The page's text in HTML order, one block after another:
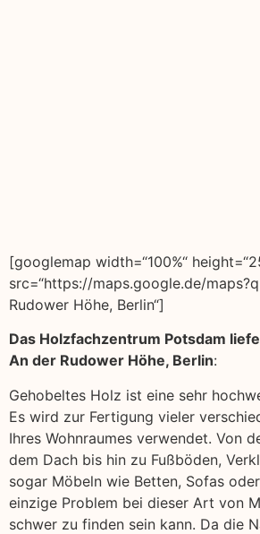
[googlemap width=“100%“
src=“https://maps.google.de/
Rudower Höhe, Berlin“]
Das Holzfachzentrum Potsdam
An der Rudower Höhe, Berlin:
Gehobeltes Holz ist eine sehr
Es wird zur Fertigung vieler
Ihres Wohnraumes verwendet. Von
dem Dach bis hin zu Fußböden,
sogar Möbeln wie Betten, Sofas
einzige Problem bei dieser Art von
schwer zu finden sein kann. Da die